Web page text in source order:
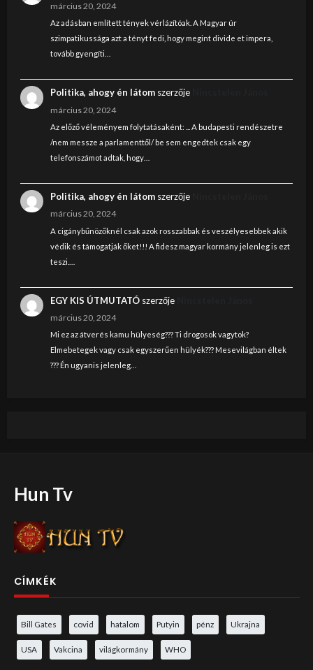
március 20, 2024
Az adásban említett tények vérlázítóak. A Magyar úr
szimpatikussága azt a tényt fedi, hogy megint divide et impera,
tovább gyengíti…
Politika, ahogy én látomszerzője
március 20, 2024
Az előző véleményem folytatásaként: ... A budapesti rendészetre
/nem messze a parlamenttől/ be sem engedtek csak egy
telefonszámot adtak, hogy…
Politika, ahogy én látomszerzője
március 20, 2024
A cigánybűnözőknél csak azok rosszabbak és veszélyesebbek akik
védik és támogatják őket!!! A fidesz magyar kormány jelenleg is ezt
teszi.…
EGY KIS ÚTMUTATÓszerzője
március 20, 2024
Mi ez az átverés kamu hülyeség??? Ti drogosok vagytok?
Elmebetegek vagy csak egyszerűen hülyék??? Mesevilágban éltek
??? Én ugyanis jelenleg…
Hun Tv
CÍMKÉK
Bill Gates covid hatalom Putyin pénz Ukrajna
USA Vakcina világkormány WHO